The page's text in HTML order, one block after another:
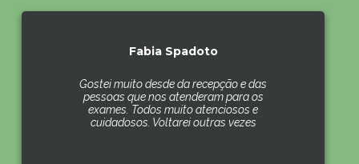
Fabia Spadoto
Gostei muito desde da recepção e das
pessoas que nos atenderam para os
exames. Todos muito atenciosos e
cuidadosos. Voltarei outras vezes